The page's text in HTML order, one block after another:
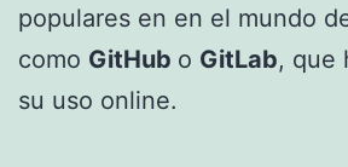
populares en en el mundo
como GitHub o GitLab, que
su uso online.